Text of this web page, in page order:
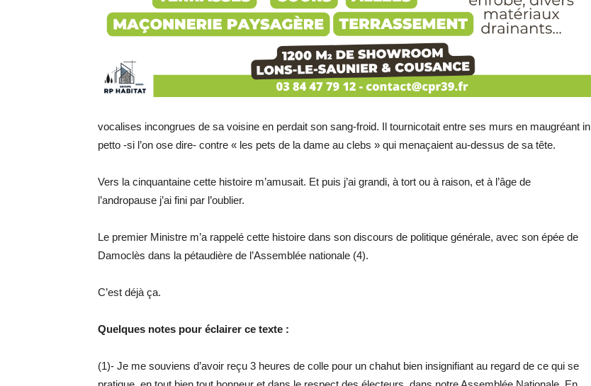
vocalises incongrues de sa voisine en perdait son sang-froid. Il tournicotait entre ses murs en maugréant in
petto -si l’on ose dire- contre « les pets de la dame au clebs » qui menaçaient au-dessus de sa tête.
Vers la cinquantaine cette histoire m’amusait. Et puis j’ai grandi, à tort ou à raison, et à l’âge de
l’andropause j’ai fini par l’oublier.
Le premier Ministre m’a rappelé cette histoire dans son discours de politique générale, avec son épée de
Damoclès dans la pétaudière de l’Assemblée nationale (4).
C’est déjà ça.
Quelques notes pour éclairer ce texte :
(1)- Je me souviens d’avoir reçu 3 heures de colle pour un chahut bien insignifiant au regard de ce qui se